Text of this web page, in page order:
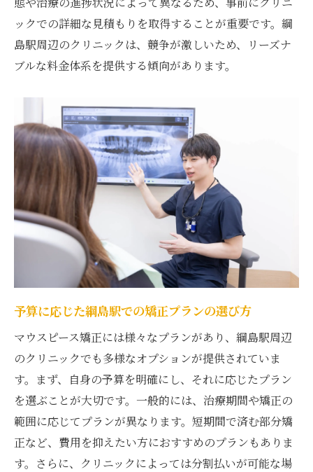
矯正
綱島駅での矯正治療、経済的なプラン選び
知っておきたい綱島駅での費用削減テクニ
ック
綱島駅で始めるマウスピース矯正費用とその価
値を見極める
綱島駅での矯正治療、費用と価値を最大化
する方法
費用に見合う価値を提供する綱島駅での矯
綱島駅でのマウスピース矯正、費用評価の
ポイント
矯正治療を始めるための価値ある選択、綱
ス
費用対効果を高める綱島駅での矯正選び
綱島駅でのマウスピース矯正費用を知り賢い選
択を
綱島駅での矯正治療費用、賢く選択するポ
イント
ックでの詳細な見積もりを取得することが重要です。綱
島駅周辺のクリニックは、競争が激しいため、リーズナ
ブルな料金体系を提供する傾向があります。
予算に応じた綱島駅での矯正プランの選び方
マウスピース矯正には様々なプランがあり、綱島駅周辺
のクリニックでも多様なオプションが提供されていま
す。まず、自身の予算を明確にし、それに応じたプラン
を選ぶことが大切です。一般的には、治療期間や矯正の
範囲に応じてプランが異なります。短期間で済む部分矯
正など、費用を抑えたい方におすすめのプランもありま
す。さらに、クリニックによっては分割払いが可能な場